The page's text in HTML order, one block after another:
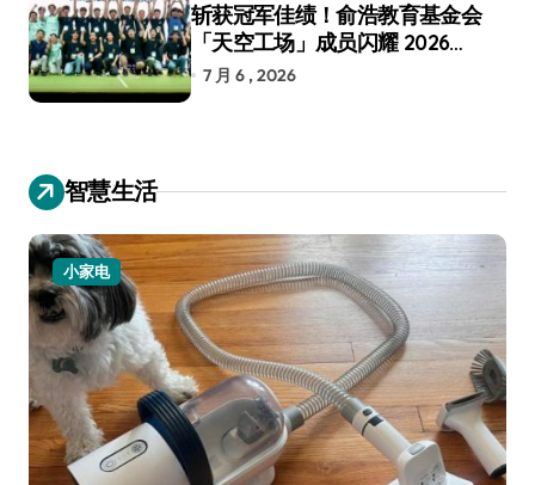
斩获冠军佳绩！俞浩教育基金会
「天空工场」成员闪耀 2026
RoboCup 机器人世界杯
7 月 6 , 2026
智慧生活
小家电